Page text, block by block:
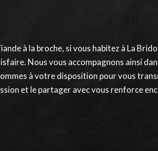
à la broche, si vous habitez à La
Nous vous accompagnons ainsi
à votre disposition pour vous
et le partager avec vous renforce